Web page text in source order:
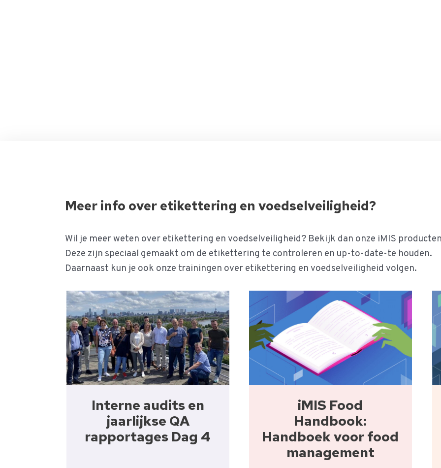
Meer info over etikettering en voedselveiligheid?
Wil je meer weten over etikettering en voedselveiligheid? Bekijk dan onze iMIS
Deze zijn speciaal gemaakt om de etikettering te controleren en up-to-date-te houden.
Daarnaast kun je ook onze trainingen over etikettering en voedselveiligheid volgen.
Interne audits en
jaarlijkse QA
rapportages Dag 4
iMIS Food
Handbook:
Handboek voor food
management